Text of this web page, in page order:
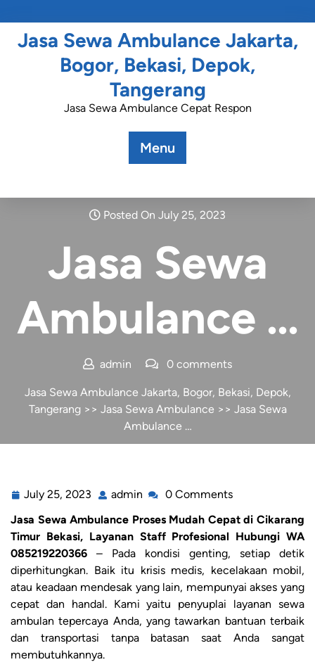
Jasa Sewa Ambulance Jakarta,
Bogor, Bekasi, Depok,
Tangerang
Jasa Sewa Ambulance Cepat Respon
Menu
Posted On July 25, 2023
Jasa Sewa
Ambulance …
admin 0 comments
Jasa Sewa Ambulance Jakarta, Bogor, Bekasi, Depok,
Tangerang>> Jasa Sewa Ambulance >> Jasa Sewa
Ambulance …
July 25, 2023 admin
0 Comments
Jasa Sewa Ambulance Proses Mudah Cepat di Cikarang
Timur Bekasi, Layanan Staff Profesional Hubungi WA
085219220366 – Pada kondisi genting, setiap detik
diperhitungkan. Baik itu krisis medis, kecelakaan mobil,
atau keadaan mendesak yang lain, mempunyai akses yang
cepat dan handal. Kami yaitu penyuplai layanan sewa
ambulan tepercaya Anda, yang tawarkan bantuan terbaik
dan transportasi tanpa batasan saat Anda sangat
membutuhkannya.